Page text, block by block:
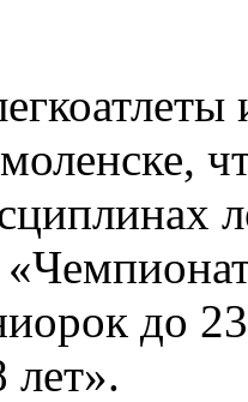
до
лет».